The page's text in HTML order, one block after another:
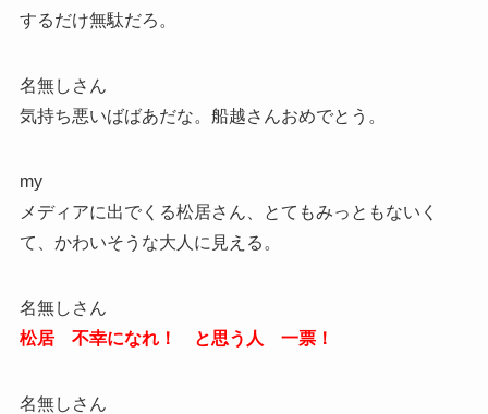
するだけ無駄だろ。
名無しさん
気持ち悪いばばあだな。船越さんおめでとう。
my
メディアに出でくる松居さん、とてもみっともないく
て、かわいそうな大人に見える。
名無しさん
松居 不幸になれ！ と思う人 一票！
名無しさん